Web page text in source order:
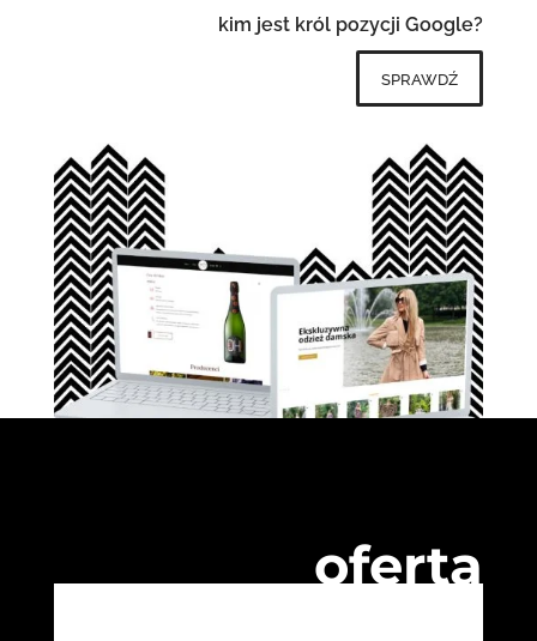
kim jest król pozycji Google?
sprawdź
oferta